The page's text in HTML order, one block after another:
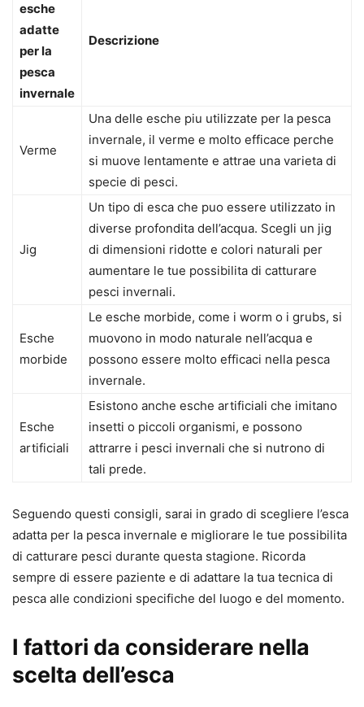
esche
adatte
per la
pesca
invernale
Descrizione
Verme
Una delle esche piu utilizzate per la pesca
invernale, il verme e molto efficace perche
si muove lentamente e attrae una varieta di
specie di pesci.
Jig
Un tipo di esca che puo essere utilizzato in
diverse profondita dell’acqua. Scegli un jig
di dimensioni ridotte e colori naturali per
aumentare le tue possibilita di catturare
pesci invernali.
Esche
morbide
Le esche morbide, come i worm o i grubs, si
muovono in modo naturale nell’acqua e
possono essere molto efficaci nella pesca
invernale.
Esche
artificiali
Esistono anche esche artificiali che imitano
insetti o piccoli organismi, e possono
attrarre i pesci invernali che si nutrono di
tali prede.
Seguendo questi consigli, sarai in grado di scegliere l’esca
adatta per la pesca invernale e migliorare le tue possibilita
di catturare pesci durante questa stagione. Ricorda
sempre di essere paziente e di adattare la tua tecnica di
pesca alle condizioni specifiche del luogo e del momento.
I fattori da considerare nella
scelta dell’esca